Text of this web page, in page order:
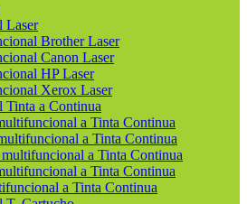
Laser
Brother Laser
Canon Laser
HP Laser
Xerox Laser
a Continua
a Tinta Continua
a Tinta Continua
a Tinta Continua
a Tinta Continua
a Tinta Continua